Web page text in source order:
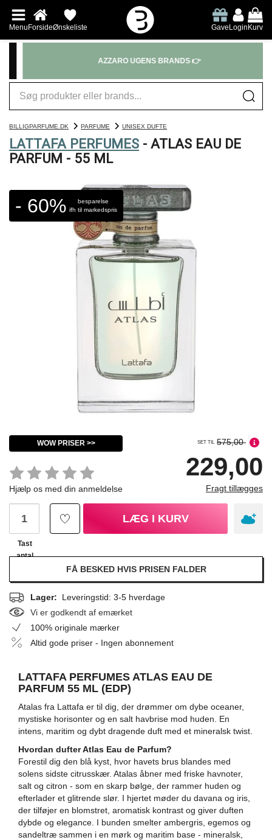
MenuForsideØnskeliste GaveLoginKurv
AZZARO UGENS BRANDS 👉
BILLIGPARFUME.DK PARFUME UNISEX DUFTE
LATTAFA PERFUMES - ATLAS EAU DE
PARFUM - 55 ML
- 60%
besparelse
ifh til markedspris
WOW PRISER >>
Hjælp os med din anmeldelse
SET TIL 575,00
229,00
Fragt tillægges
Tast
antal
LÆG I KURV
FÅ BESKED HVIS PRISEN FALDER
Lager: Leveringstid: 3-5 hverdage
Vi er godkendt af emærket
100% originale mærker
Altid gode priser - Ingen abonnement
LATTAFA PERFUMES ATLAS EAU DE
PARFUM 55 ML (EDP)
Atalas fra Lattafa er til dig, der drømmer om dybe oceaner,
mystiske horisonter og en salt havbrise mod huden. En
intens, maritim og dybt dragende duft med et mineralsk twist.
Hvordan dufter Atlas Eau de Parfum?
Forestil dig den blå kyst, hvor havets brus blandes med
solens sidste citrusskær. Atalas åbner med friske havnoter,
salt og citron - som en skarp bølge, der rammer huden og
efterlader et glitrende slør. I hjertet møder du davana og iris,
der tilføjer en blomstret, aromatisk kontrast og giver duften
dybde og elegance. I bunden smelter ambergris, egemos og
sandeltræ sammen i en mørk og maritim base - mineralsk,